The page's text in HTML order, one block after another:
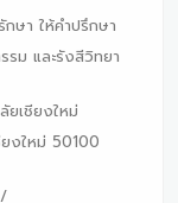
ษา ให้คำปรึกษา
ม และรังสีวิทยา
เชียงใหม่
ยงใหม่ 50100